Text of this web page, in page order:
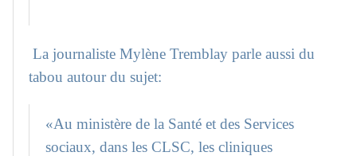
La journaliste Mylène Tremblay parle aussi du
tabou autour du sujet:
«Au ministère de la Santé et des Services
sociaux, dans les CLSC, les cliniques